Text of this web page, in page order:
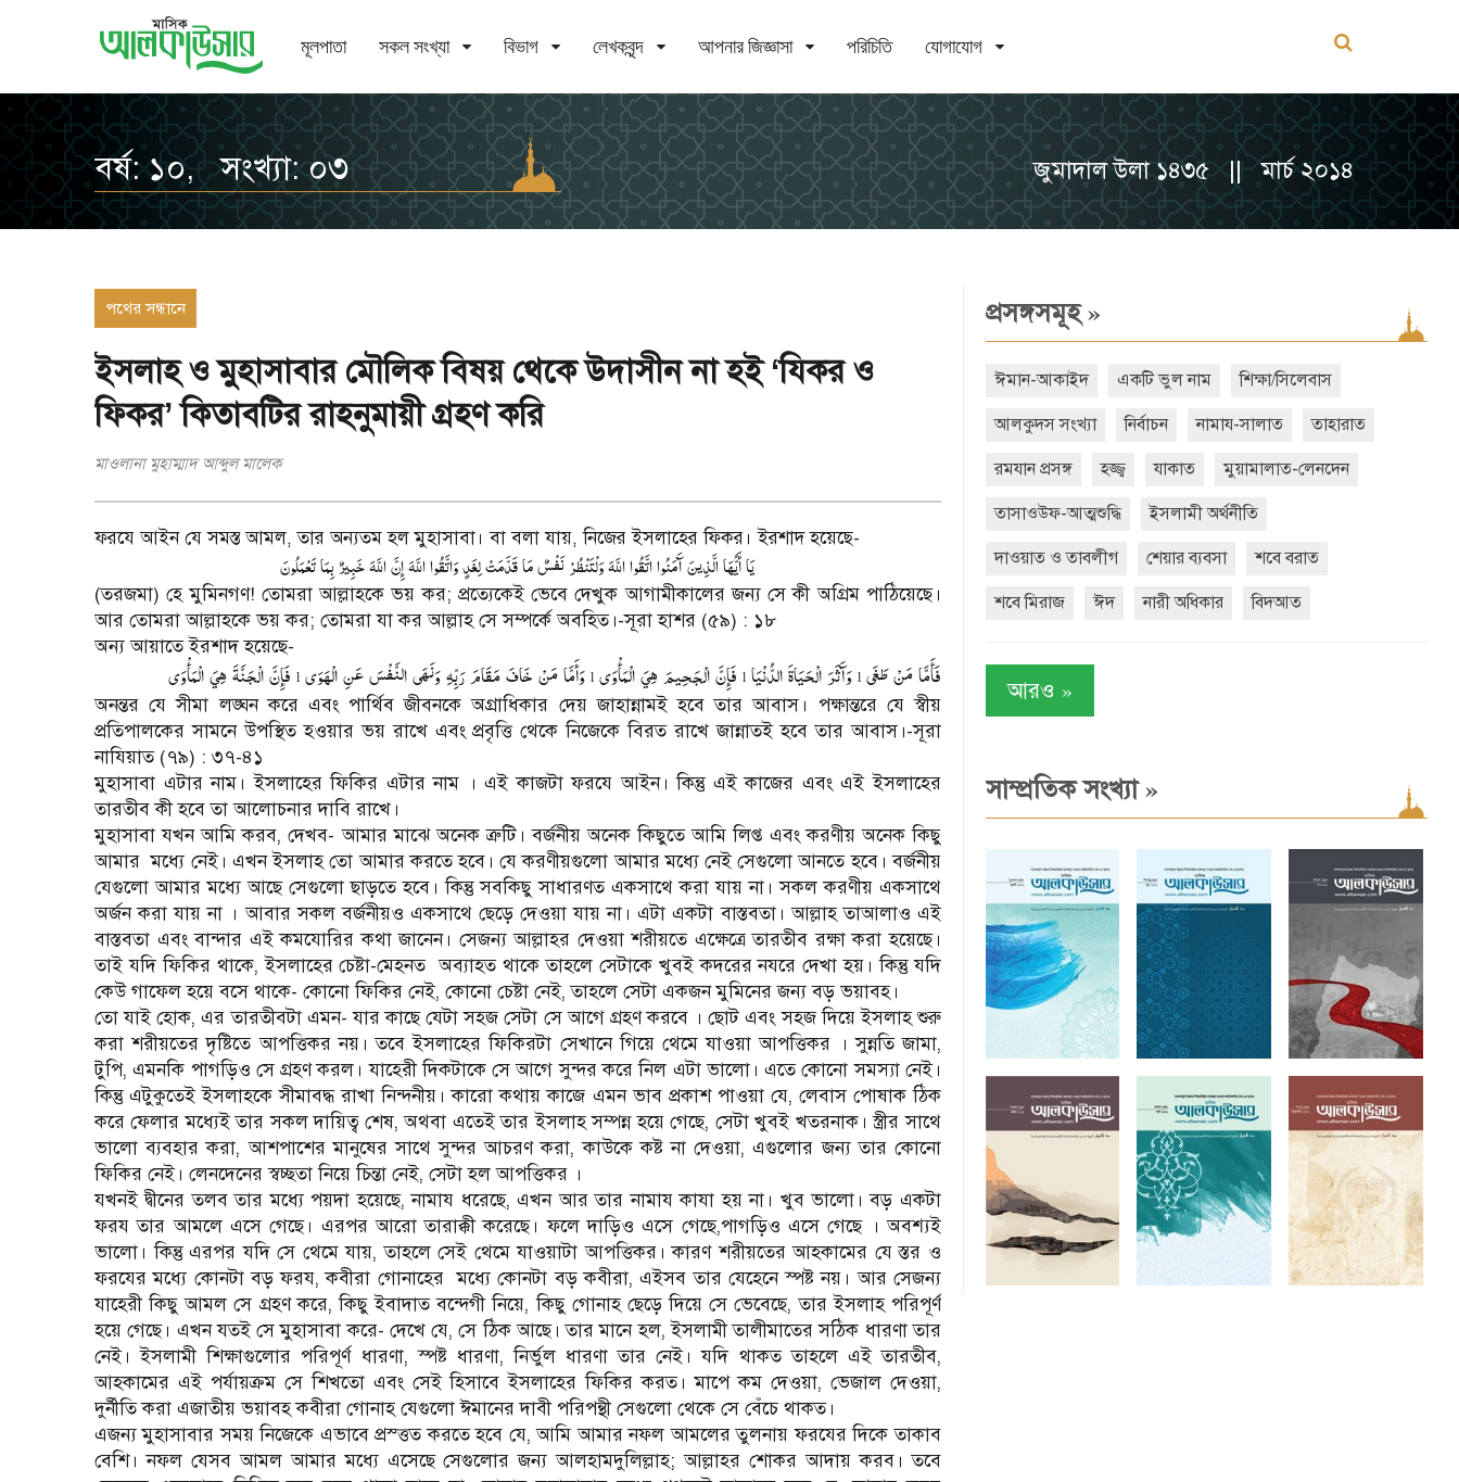
মূলপাতা সকল সংখ্যা বিভাগ লেখকবৃন্দ আপনার জিজ্ঞাসা পরিচিতি যোগাযোগ
বর্ষ: ১০, সংখ্যা: ০৩ জুমাদাল উলা ১৪৩৫ || মার্চ ২০১৪
পথের সন্ধানে
ইসলাহ ও মুহাসাবার মৌলিক বিষয় থেকে উদাসীন না হই ‘যিকর ও
ফিকর’ কিতাবটির রাহনুমায়ী গ্রহণ করি
মাওলানা মুহাম্মাদ আব্দুল মালেক
ফরযে আইন যে সমস্ত আমল, তার অন্যতম হল মুহাসাবা। বা বলা যায়, নিজের ইসলাহের ফিকর। ইরশাদ হয়েছে-
يَاأَيُّهَاالَّذِينَآَمَنُوااتَّقُوااللَّهَوَلْتَنْظُرْنَفْسٌمَاقَدَّمَتْلِغَدٍوَاتَّقُوااللَّهَإِنَّاللَّهَخَبِيرٌبِمَاتَعْمَلُونَ
(তরজমা) হে মুমিনগণ! তোমরা আল্লাহকে ভয় কর; প্রত্যেকেই ভেবে দেখুক আগামীকালের জন্য সে কী অগ্রিম পাঠিয়েছে।
আর তোমরা আল্লাহকে ভয় কর; তোমরা যা কর আল্লাহ সে সম্পর্কে অবহিত।-সূরা হাশর (৫৯) : ১৮
অন্য আয়াতে ইরশাদ হয়েছে-
فَأَمَّامَنْطَغَى l وَآَثَرَالْحَيَاةَالدُّنْيَا l فَإِنَّالْجَحِيمَ هِيَالْمَأْوَى l وَأَمَّامَنْ خَافَمَقَامَرَبِّهِوَنَهَىالنَّفْسَعَنِالْهَوَى l فَإِنَّالْجَنَّةَ هِيَالْمَأْوَى
অনন্তর যে সীমা লঙ্ঘন করে এবং পার্থিব জীবনকে অগ্রাধিকার দেয় জাহান্নামই হবে তার আবাস। পক্ষান্তরে যে স্বীয়
প্রতিপালকের সামনে উপস্থিত হওয়ার ভয় রাখে এবং প্রবৃত্তি থেকে নিজেকে বিরত রাখে জান্নাতই হবে তার আবাস।-সূরা
নাযিয়াত (৭৯) : ৩৭-৪১
মুহাসাবা এটার নাম। ইসলাহের ফিকির এটার নাম । এই কাজটা ফরযে আইন। কিন্তু এই কাজের এবং এই ইসলাহের
তারতীব কী হবে তা আলোচনার দাবি রাখে।
মুহাসাবা যখন আমি করব, দেখব- আমার মাঝে অনেক ত্রুটি। বর্জনীয় অনেক কিছুতে আমি লিপ্ত এবং করণীয় অনেক কিছু
আমার মধ্যে নেই। এখন ইসলাহ তো আমার করতে হবে। যে করণীয়গুলো আমার মধ্যে নেই সেগুলো আনতে হবে। বর্জনীয়
যেগুলো আমার মধ্যে আছে সেগুলো ছাড়তে হবে। কিন্তু সবকিছু সাধারণত একসাথে করা যায় না। সকল করণীয় একসাথে
অর্জন করা যায় না । আবার সকল বর্জনীয়ও একসাথে ছেড়ে দেওয়া যায় না। এটা একটা বাস্তবতা। আল্লাহ তাআলাও এই
বাস্তবতা এবং বান্দার এই কমযোরির কথা জানেন। সেজন্য আল্লাহর দেওয়া শরীয়তে এক্ষেত্রে তারতীব রক্ষা করা হয়েছে।
তাই যদি ফিকির থাকে, ইসলাহের চেষ্টা-মেহনত অব্যাহত থাকে তাহলে সেটাকে খুবই কদরের নযরে দেখা হয়। কিন্তু যদি
কেউ গাফেল হয়ে বসে থাকে- কোনো ফিকির নেই, কোনো চেষ্টা নেই, তাহলে সেটা একজন মুমিনের জন্য বড় ভয়াবহ।
তো যাই হোক, এর তারতীবটা এমন- যার কাছে যেটা সহজ সেটা সে আগে গ্রহণ করবে । ছোট এবং সহজ দিয়ে ইসলাহ শুরু
করা শরীয়তের দৃষ্টিতে আপত্তিকর নয়। তবে ইসলাহের ফিকিরটা সেখানে গিয়ে থেমে যাওয়া আপত্তিকর । সুন্নতি জামা,
টুপি, এমনকি পাগড়িও সে গ্রহণ করল। যাহেরী দিকটাকে সে আগে সুন্দর করে নিল এটা ভালো। এতে কোনো সমস্যা নেই।
কিন্তু এটুকুতেই ইসলাহকে সীমাবদ্ধ রাখা নিন্দনীয়। কারো কথায় কাজে এমন ভাব প্রকাশ পাওয়া যে, লেবাস পোষাক ঠিক
করে ফেলার মধ্যেই তার সকল দায়িত্ব শেষ, অথবা এতেই তার ইসলাহ সম্পন্ন হয়ে গেছে, সেটা খুবই খতরনাক। স্ত্রীর সাথে
ভালো ব্যবহার করা, আশপাশের মানুষের সাথে সুন্দর আচরণ করা, কাউকে কষ্ট না দেওয়া, এগুলোর জন্য তার কোনো
ফিকির নেই। লেনদেনের স্বচ্ছতা নিয়ে চিন্তা নেই, সেটা হল আপত্তিকর ।
যখনই দ্বীনের তলব তার মধ্যে পয়দা হয়েছে, নামায ধরেছে, এখন আর তার নামায কাযা হয় না। খুব ভালো। বড় একটা
ফরয তার আমলে এসে গেছে। এরপর আরো তারাক্কী করেছে। ফলে দাড়িও এসে গেছে,পাগড়িও এসে গেছে । অবশ্যই
ভালো। কিন্তু এরপর যদি সে থেমে যায়, তাহলে সেই থেমে যাওয়াটা আপত্তিকর। কারণ শরীয়তের আহকামের যে স্তর ও
ফরযের মধ্যে কোনটা বড় ফরয, কবীরা গোনাহের মধ্যে কোনটা বড় কবীরা, এইসব তার যেহেনে স্পষ্ট নয়। আর সেজন্য
যাহেরী কিছু আমল সে গ্রহণ করে, কিছু ইবাদাত বন্দেগী নিয়ে, কিছু গোনাহ ছেড়ে দিয়ে সে ভেবেছে, তার ইসলাহ পরিপূর্ণ
হয়ে গেছে। এখন যতই সে মুহাসাবা করে- দেখে যে, সে ঠিক আছে। তার মানে হল, ইসলামী তালীমাতের সঠিক ধারণা তার
নেই। ইসলামী শিক্ষাগুলোর পরিপূর্ণ ধারণা, স্পষ্ট ধারণা, নির্ভুল ধারণা তার নেই। যদি থাকত তাহলে এই তারতীব,
আহকামের এই পর্যায়ক্রম সে শিখতো এবং সেই হিসাবে ইসলাহের ফিকির করত। মাপে কম দেওয়া, ভেজাল দেওয়া,
দুর্নীতি করা এজাতীয় ভয়াবহ কবীরা গোনাহ যেগুলো ঈমানের দাবী পরিপন্থী সেগুলো থেকে সে বেঁচে থাকত।
এজন্য মুহাসাবার সময় নিজেকে এভাবে প্রস্ত্তত করতে হবে যে, আমি আমার নফল আমলের তুলনায় ফরযের দিকে তাকাব
বেশি। নফল যেসব আমল আমার মধ্যে এসেছে সেগুলোর জন্য আলহামদুলিল্লাহ; আল্লাহর শোকর আদায় করব। তবে
প্রসঙ্গসমূহ»
ঈমান-আকাইদ একটি ভুল নাম শিক্ষা/সিলেবাস
আলকুদস সংখ্যা নির্বাচন নামায-সালাত তাহারাত
রমযান প্রসঙ্গ হজ্জ্ব যাকাত মুয়ামালাত-লেনদেন
তাসাওউফ-আত্মশুদ্ধি ইসলামী অর্থনীতি
দাওয়াত ও তাবলীগ শেয়ার ব্যবসা শবে বরাত
শবে মিরাজ ঈদ নারী অধিকার বিদআত
আরও »
সাম্প্রতিক সংখ্যা»